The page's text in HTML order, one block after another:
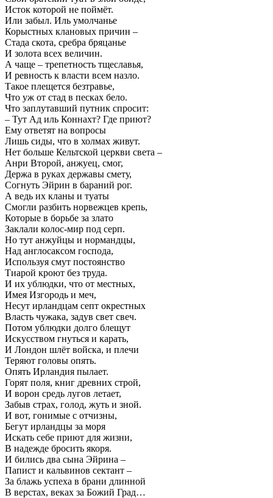
Исток которой не поймёт.
Или забыл. Иль умолчанье
Корыстных клановых причин –
Стада скота, сребра бряцанье
И золота всех величин.
А чаще – трепетность тщеславья,
И ревность к власти всем назло.
Такое плещется безтравье,
Что уж от стад в песках бело.
Что заплутавший путник спросит:
– Тут Ад иль Коннахт? Где приют?
Ему ответят на вопросы
Лишь сиды, что в холмах живут.
Нет больше Кельтской церкви света –
Анри Второй, анжуец, смог,
Держа в руках державы смету,
Согнуть Эйрин в бараний рог.
А ведь их кланы и туаты
Смогли разбить норвежцев крепь,
Которые в борьбе за злато
Заклали колос-мир под серп.
Но тут анжуйцы и нормандцы,
Над англосаксом господа,
Используя смут постоянство
Тиарой кроют без труда.
И их ублюдки, что от местных,
Имея Изгородь и меч,
Несут ирландцам септ окрестных
Власть чужака, задув свет свеч.
Потом ублюдки долго блещут
Искусством гнуться и карать,
И Лондон шлёт войска, и плечи
Теряют головы опять.
Опять Ирландия пылает.
Горят поля, книг древних строй,
И ворон средь лугов летает,
Забыв страх, голод, жуть и зной.
И вот, гонимые с отчизны,
Бегут ирландцы за моря
Искать себе приют для жизни,
В надежде бросить якоря.
И бились два сына Эйрина –
Папист и кальвинов сектант –
За блажь успеха в брани длинной
В верстах, веках за Божий Град…